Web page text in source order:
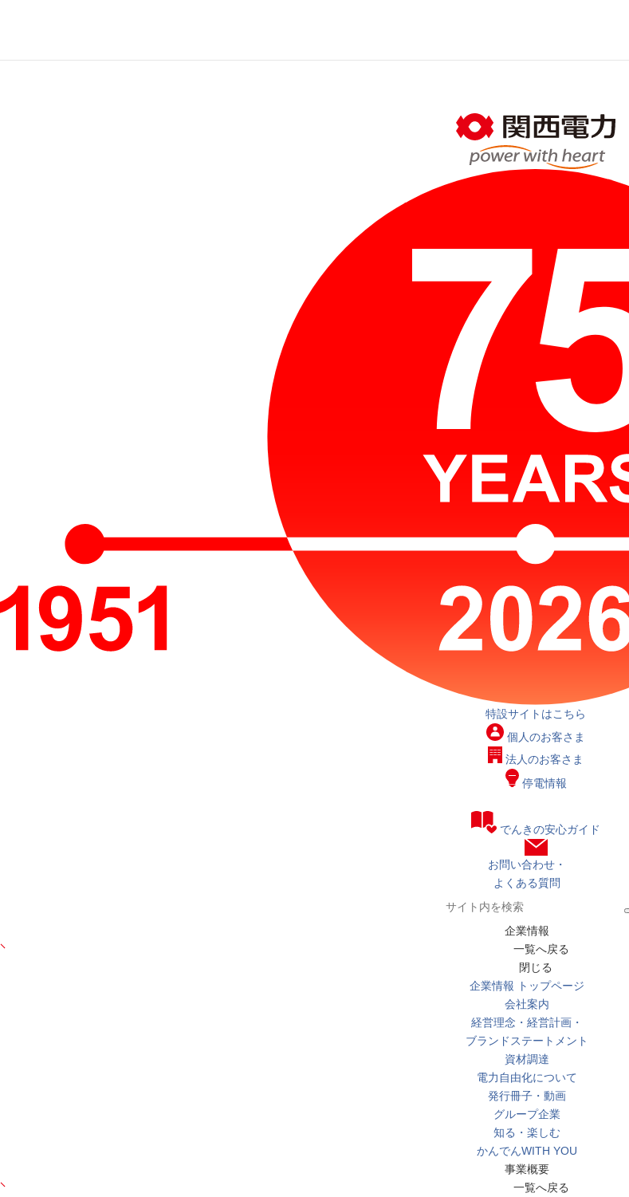
特設サイトはこちら
個人のお客さま
法人のお客さま
停電情報
でんきの安心ガイド
お問い合わせ・
よくある質問
企業情報
一覧へ戻る
閉じる
企業情報 トップページ
会社案内
経営理念・経営計画・
ブランドステートメント
資材調達
電力自由化について
発行冊子・動画
グループ企業
知る・楽しむ
かんでんWITH YOU
事業概要
一覧へ戻る